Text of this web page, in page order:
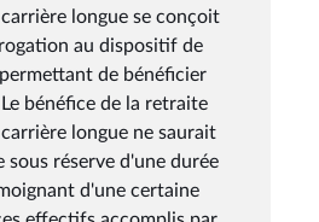
longue se conçoit
au dispositif de
de bénéficier
bénéfice de la retraite
longue ne saurait
sous réserve d'une durée
d'une certaine